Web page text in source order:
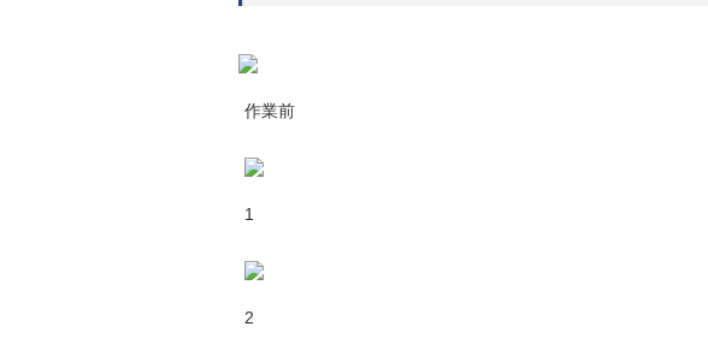
作業前
1
2